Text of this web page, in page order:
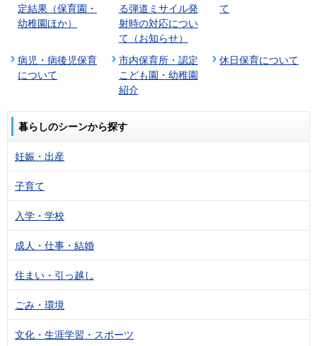
定結果（保育園・
幼稚園ほか）
る弾道ミサイル発
射時の対応につい
て（お知らせ）
て
病児・病後児保育
について
市内保育所・認定
こども園・幼稚園
紹介
休日保育について
暮らしのシーンから探す
妊娠・出産
子育て
入学・学校
成人・仕事・結婚
住まい・引っ越し
ごみ・環境
文化・生涯学習・スポーツ